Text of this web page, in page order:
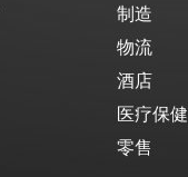
制造
物流
酒店
医疗保健
零售